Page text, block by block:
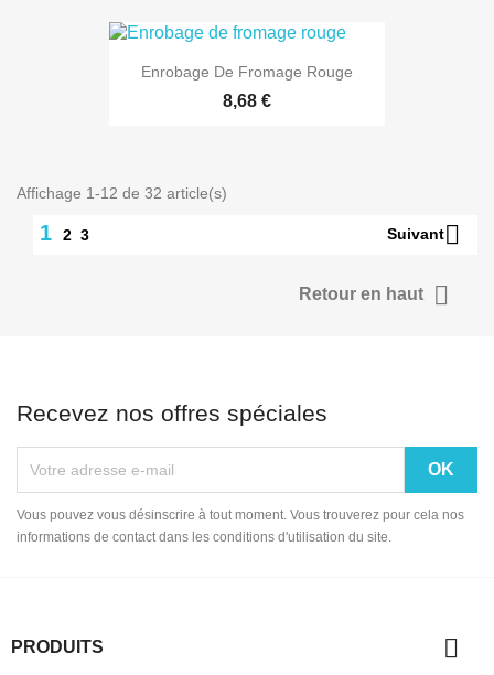
Enrobage De Fromage Rouge
8,68 €
Affichage 1-12 de 32 article(s)
1 2 3 Suivant
Retour en haut 
Recevez nos offres spéciales
Vous pouvez vous désinscrire à tout moment. Vous trouverez pour cela nos
informations de contact dans les conditions d'utilisation du site.
PRODUITS 